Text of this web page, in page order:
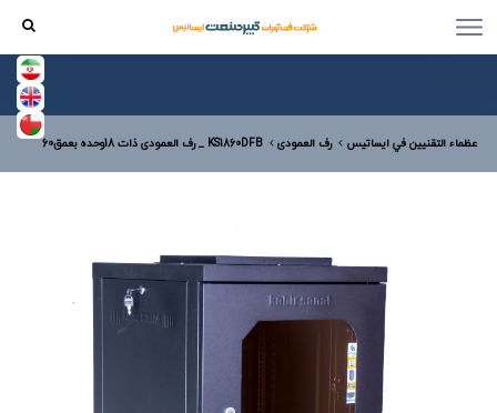
عظماء التقنيين في ایساتیس رف العمودی KS1860DFB _ رف العمودی ذات 18وحده بعمق60